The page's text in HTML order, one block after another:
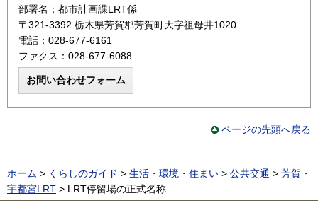
部署名：都市計画課LRT係
〒321-3392 栃木県芳賀郡芳賀町大字祖母井1020
電話：028-677-6161
ファクス：028-677-6088
ページの先頭へ戻る
ホーム > くらしのガイド > 生活・環境・住まい > 公共交通 > 芳賀・
宇都宮LRT > LRT停留場の正式名称